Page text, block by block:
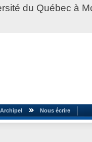
du Québec à
Archipel Nous écrire